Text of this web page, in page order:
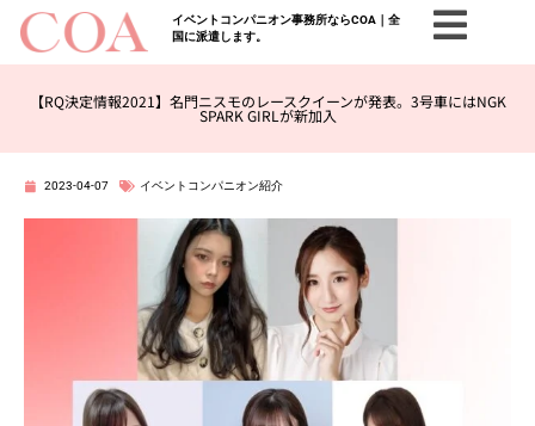
イベントコンパニオン事務所ならCOA｜全
国に派遣します。
【RQ決定情報2021】名門ニスモのレースクイーンが発表。3号車にはNGK
SPARK GIRLが新加入
2023-04-07 イベントコンパニオン紹介